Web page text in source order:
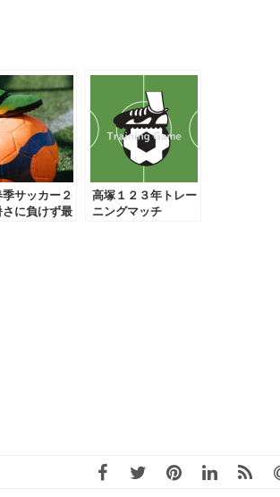
サッカー２
に負けず最
高塚１２３年トレー
ニングマッチ